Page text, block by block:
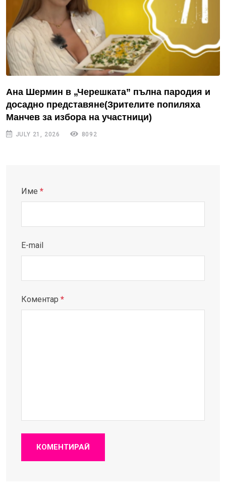
Ана Шермин в „Черешката” пълна пародия и
досадно представяне(Зрителите попиляха
Манчев за избора на участници)
JULY 21, 2026 8092
Име *
E-mail
Коментар *
КОМЕНТИРАЙ